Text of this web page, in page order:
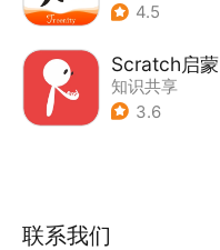
4.5
Scratch启蒙
知识共享
3.6
联系我们